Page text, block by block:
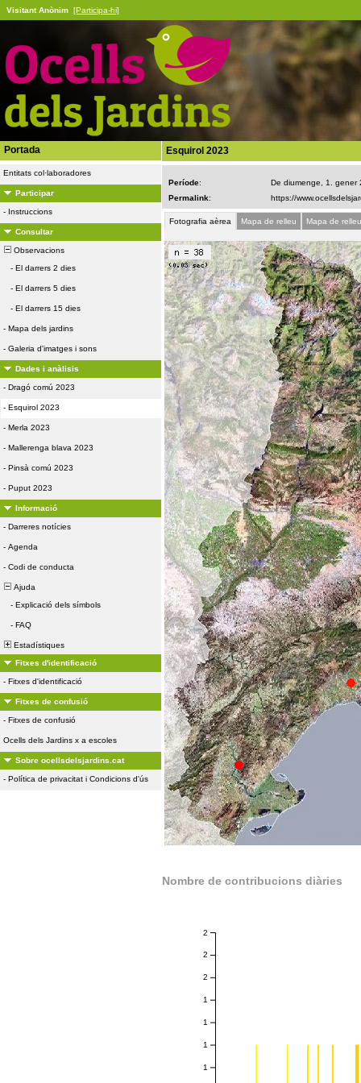
Visitant Anònim [Participa-hi]
Portada
Entitats col·laboradores
Participar
- Instruccions
Consultar
Observacions
- El darrers 2 dies
- El darrers 5 dies
- El darrers 15 dies
- Mapa dels jardins
- Galeria d'imatges i sons
Dades i anàlisis
- Dragó comú 2023
- Esquirol 2023
- Merla 2023
- Mallerenga blava 2023
- Pinsà comú 2023
- Puput 2023
Informació
- Darreres notícies
- Agenda
- Codi de conducta
Ajuda
- Explicació dels símbols
- FAQ
Estadístiques
Fitxes d'identificació
- Fitxes d'identificació
Fitxes de confusió
- Fitxes de confusió
Ocells dels Jardins x a escoles
Sobre ocellsdelsjardins.cat
- Política de privacitat i Condicions d'ús
Esquirol 2023
Període:
De diumenge, 1. gener
Permalink:
Fotografia aèrea Mapa de relleu Mapa de
Nombre de contribucions diàries
1
1
1
1
2
2
2